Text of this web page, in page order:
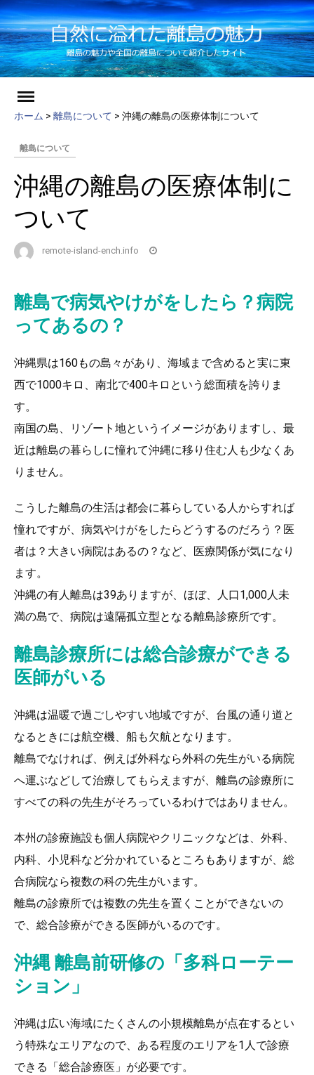
ホーム > 離島について > 沖縄の離島の医療体制について
離島について
沖縄の離島の医療体制に
ついて
remote-island-ench.info
離島で病気やけがをしたら？病院
ってあるの？
沖縄県は160もの島々があり、海域まで含めると実に東
西で1000キロ、南北で400キロという総面積を誇りま
す。
南国の島、リゾート地というイメージがありますし、最
近は離島の暮らしに憧れて沖縄に移り住む人も少なくあ
りません。
こうした離島の生活は都会に暮らしている人からすれば
憧れですが、病気やけがをしたらどうするのだろう？医
者は？大きい病院はあるの？など、医療関係が気になり
ます。
沖縄の有人離島は39ありますが、ほぼ、人口1,000人未
満の島で、病院は遠隔孤立型となる離島診療所です。
離島診療所には総合診療ができる
医師がいる
沖縄は温暖で過ごしやすい地域ですが、台風の通り道と
なるときには航空機、船も欠航となります。
離島でなければ、例えば外科なら外科の先生がいる病院
へ運ぶなどして治療してもらえますが、離島の診療所に
すべての科の先生がそろっているわけではありません。
本州の診療施設も個人病院やクリニックなどは、外科、
内科、小児科など分かれているところもありますが、総
合病院なら複数の科の先生がいます。
離島の診療所では複数の先生を置くことができないの
で、総合診療ができる医師がいるのです。
沖縄 離島前研修の「多科ローテー
ション」
沖縄は広い海域にたくさんの小規模離島が点在するとい
う特殊なエリアなので、ある程度のエリアを1人で診療
できる「総合診療医」が必要です。